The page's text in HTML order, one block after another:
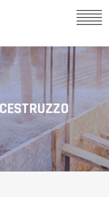
E
impianti assicurano un